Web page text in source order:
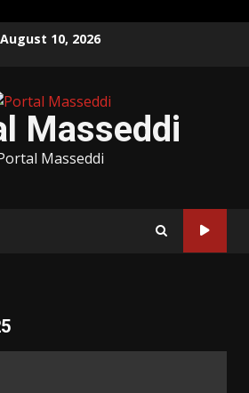
August 10, 2026
Masseddi
Masseddi